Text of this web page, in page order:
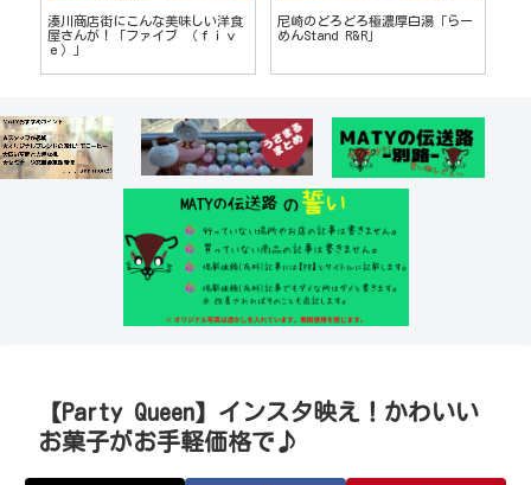
湊川商店街にこんな美味しい洋食
屋さんが！「ファイブ （ｆｉｖ
ｅ）」
尼崎のどろどろ極濃厚白湯「らー
めんStand R&R」
【Party Queen】インスタ映え！かわいい
お菓子がお手軽価格で♪